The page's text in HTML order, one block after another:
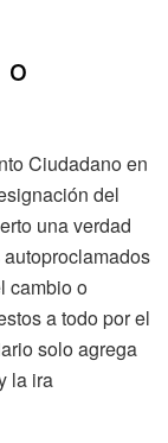
Ciudadano en
del
una verdad
cambio o
a todo por el
solo agrega
la ira